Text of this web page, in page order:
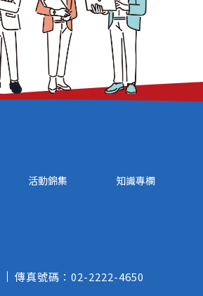
活動錦集 知識專欄
傳真號碼： 02-2222-4650